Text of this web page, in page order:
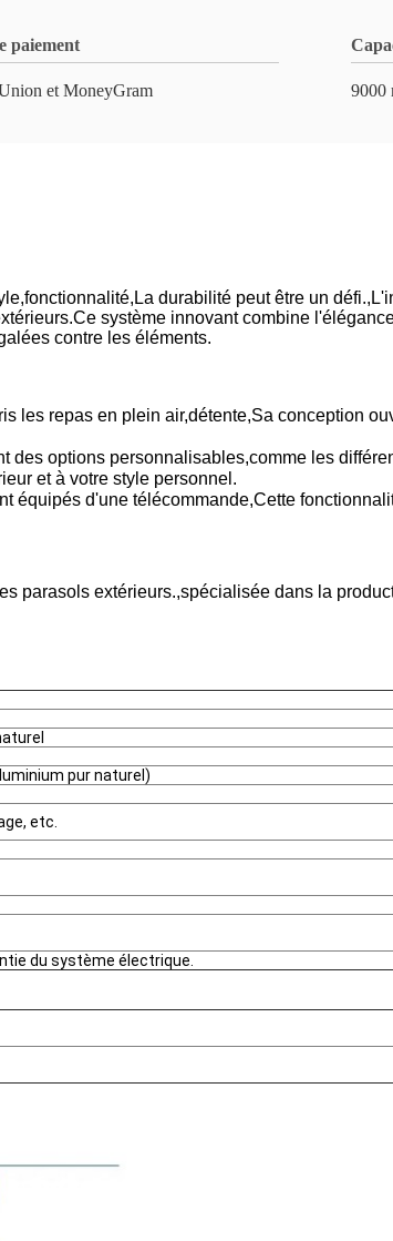
paiement
et MoneyGram 9000
,fonctionnalité, La durabilité peut être un défi.,
système innovant combine
contre les éléments.
les repas en plein air,détente,Sa conception
des options personnalisables,comme les
et à votre style personnel.
équipés d'une télécommande,Cette
parasols extérieurs.,spécialisée dans la
pur naturel)
etc.
du système électrique.